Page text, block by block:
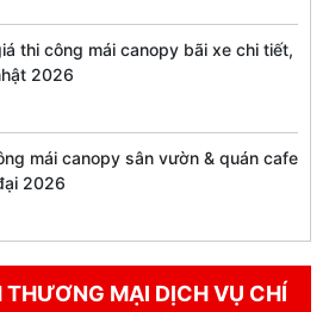
thi công mái canopy bãi xe chi tiết,
2026
mái canopy sân vườn & quán cafe
2026
THƯƠNG MẠI DỊCH VỤ CHÍ